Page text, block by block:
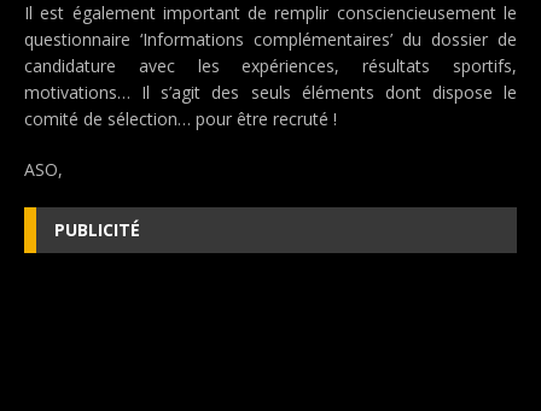
Il est également important de remplir consciencieusement le
questionnaire ‘Informations complémentaires’ du dossier de
candidature avec les expériences, résultats sportifs,
motivations… Il s’agit des seuls éléments dont dispose le
comité de sélection… pour être recruté !
ASO,
PUBLICITÉ